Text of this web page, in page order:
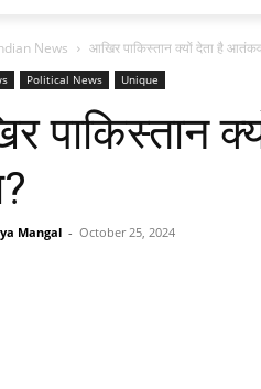
News आखिर पाकिस्तान क्यों देता है
Political News Unique
पाकिस्तान
Mangal - October 25, 2024